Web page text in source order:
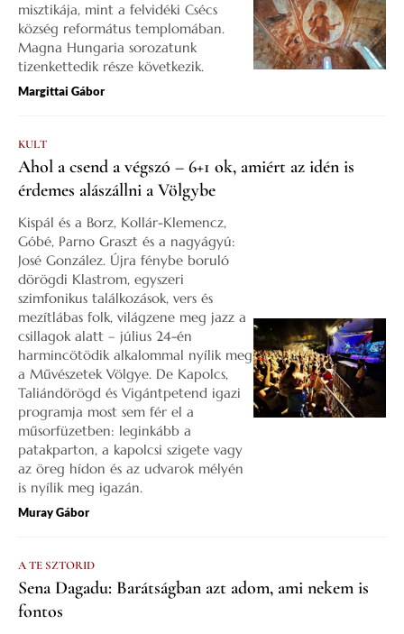
misztikája, mint a felvidéki Csécs
község református templomában.
Magna Hungaria sorozatunk
tizenkettedik része következik.
Margittai Gábor
KULT
Ahol a csend a végszó – 6+1 ok, amiért az idén is
érdemes alászállni a Völgybe
Kispál és a Borz, Kollár-Klemencz,
Góbé, Parno Graszt és a nagyágyú:
José González. Újra fénybe boruló
dörögdi Klastrom, egyszeri
szimfonikus találkozások, vers és
mezítlábas folk, világzene meg jazz a
csillagok alatt – július 24-én
harmincötödik alkalommal nyílik meg
a Művészetek Völgye. De Kapolcs,
Taliándörögd és Vigántpetend igazi
programja most sem fér el a
műsorfüzetben: leginkább a
patakparton, a kapolcsi szigete vagy
az öreg hídon és az udvarok mélyén
is nyílik meg igazán.
Muray Gábor
A TE SZTORID
Sena Dagadu: Barátságban azt adom, ami nekem is
fontos